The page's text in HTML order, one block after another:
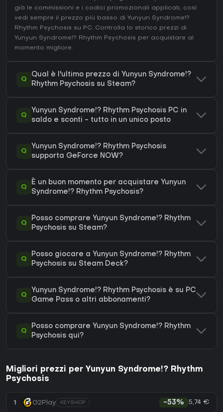
già le commissioni e i codici promozionali applicati, così
vedi sempre il prezzo più basso di Yunyun Syndrome!?
Rhythm Psychosis su PC. Controlla lo storico prezzi di
Yunyun Syndrome!? Rhythm Psychosis per acquistare al
momento migliore.
Q
Qual è l'ultimo prezzo di Yunyun Syndrome!?
Rhythm Psychosis su Steam?
Q
Yunyun Syndrome!? Rhythm Psychosis PC in
saldo e sconti - tutto in un unico posto
Q
Yunyun Syndrome!? Rhythm Psychosis
supporta GeForce NOW?
Q
È un buon momento per acquistare Yunyun
Syndrome!? Rhythm Psychosis?
Q
Posso comprare Yunyun Syndrome!? Rhythm
Psychosis su Steam?
Q
Posso giocare a Yunyun Syndrome!? Rhythm
Psychosis su Steam Deck?
Q
Yunyun Syndrome!? Rhythm Psychosis è su PC
Game Pass o altri abbonamenti?
Q
Posso comprare Yunyun Syndrome!? Rhythm
Psychosis qui?
Migliori prezzi per Yunyun Syndrome!? Rhythm
Psychosis
1 G2Play KEYSHOP -53% 5,74 €